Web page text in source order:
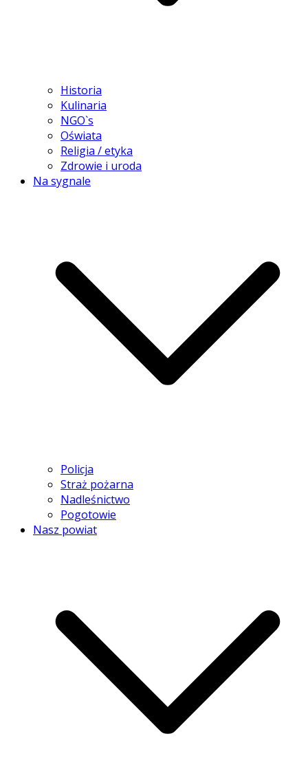
Historia
Kulinaria
NGO`s
Oświata
Religia / etyka
Zdrowie i uroda
Na sygnale
Policja
Straż pożarna
Nadleśnictwo
Pogotowie
Nasz powiat